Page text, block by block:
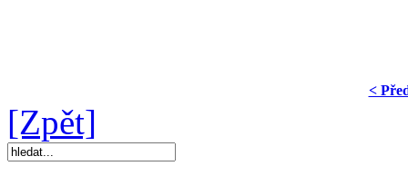
<
[Zpět]